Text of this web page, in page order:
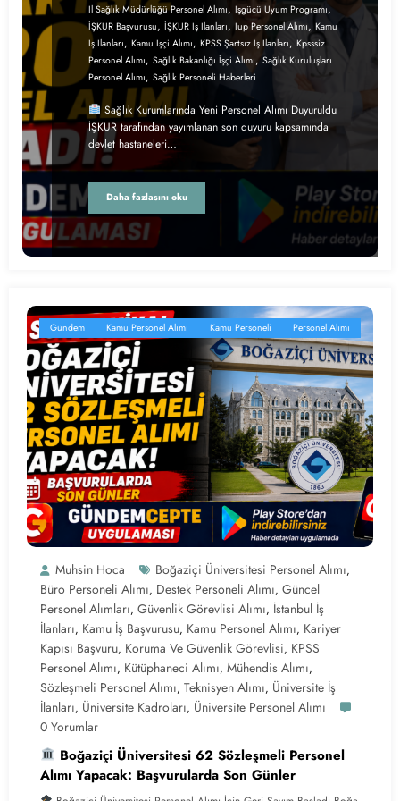
Il Sağlık Müdürlüğü Personel Alımı, Işgücü Uyum Programı,
İŞKUR Başvurusu, İŞKUR Iş Ilanları, Iup Personel Alımı, Kamu
Iş Ilanları, Kamu Işçi Alımı, KPSS Şartsız Iş Ilanları, Kpsssiz
Personel Alımı, Sağlık Bakanlığı İşçi Alımı,Sağlık Kuruluşları
Personel Alımı, Sağlık Personeli Haberleri
Sağlık Kurumlarında Yeni Personel Alımı Duyuruldu
İŞKUR tarafından yayımlanan son duyuru kapsamında
devlet hastaneleri…
Daha fazlasını oku
Gündem Kamu Personel Alımı Kamu Personeli Personel Alımı
Muhsin Hoca Boğaziçi Üniversitesi Personel Alımı,
Büro Personeli Alımı, Destek Personeli Alımı, Güncel
Personel Alımları, Güvenlik Görevlisi Alımı, İstanbul İş
İlanları, Kamu İş Başvurusu, Kamu Personel Alımı, Kariyer
Kapısı Başvuru, Koruma Ve Güvenlik Görevlisi, KPSS
Personel Alımı, Kütüphaneci Alımı, Mühendis Alımı,
Sözleşmeli Personel Alımı, Teknisyen Alımı, Üniversite İş
İlanları, Üniversite Kadroları, Üniversite Personel Alımı
0 Yorumlar
Boğaziçi Üniversitesi 62 Sözleşmeli Personel
Alımı Yapacak: Başvurularda Son Günler